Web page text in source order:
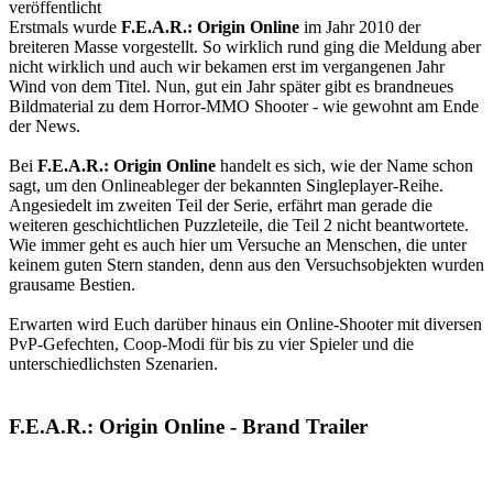
Erstmals wurde F.E.A.R.: Origin Online im Jahr 2010 der
breiteren Masse vorgestellt. So wirklich rund ging die Meldung aber
nicht wirklich und auch wir bekamen erst im vergangenen Jahr
Wind von dem Titel. Nun, gut ein Jahr später gibt es brandneues
Bildmaterial zu dem Horror-MMO Shooter - wie gewohnt am Ende
der News.
Bei F.E.A.R.: Origin Online handelt es sich, wie der Name schon
sagt, um den Onlineableger der bekannten Singleplayer-Reihe.
Angesiedelt im zweiten Teil der Serie, erfährt man gerade die
weiteren geschichtlichen Puzzleteile, die Teil 2 nicht beantwortete.
Wie immer geht es auch hier um Versuche an Menschen, die unter
keinem guten Stern standen, denn aus den Versuchsobjekten wurden
grausame Bestien.
Erwarten wird Euch darüber hinaus ein Online-Shooter mit diversen
PvP-Gefechten, Coop-Modi für bis zu vier Spieler und die
unterschiedlichsten Szenarien.
F.E.A.R.: Origin Online - Brand Trailer